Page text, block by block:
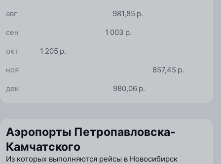
981,85 р.
авг
1 003 р.
сен
1 205 р.
окт
857,45 р.
ноя
980,06 р.
дек
Аэропорты Петропавловска-
Камчатского
Из которых выполняются рейсы в Новосибирск